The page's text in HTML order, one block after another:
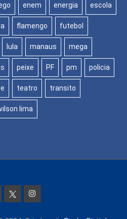
enem energia escola
flamengo futebol
lula manaus mega
peixe PF pm policia
teatro transito
lima